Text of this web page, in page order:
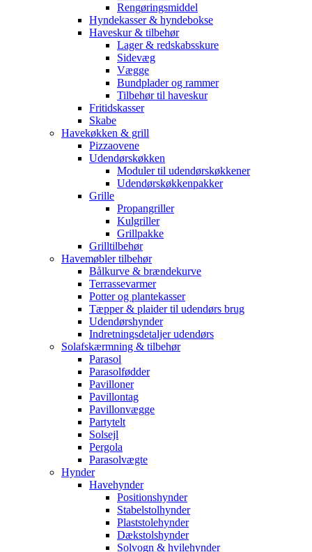
Rengøringsmiddel
Hyndekasser & hyndebokse
Haveskur & tilbehør
Lager & redskabsskure
Sidevæg
Vægge
Bundplader og rammer
Tilbehør til haveskur
Fritidskasser
Skabe
Havekøkken & grill
Pizzaovene
Udendørskøkken
Moduler til udendørskøkkener
Udendørskøkkenpakker
Grille
Propangriller
Kulgriller
Grillpakke
Grilltilbehør
Havemøbler tilbehør
Bålkurve & brændekurve
Terrassevarmer
Potter og plantekasser
Tæpper & plaider til udendørs brug
Udendørshynder
Indretningsdetaljer udendørs
Solafskærmning & tilbehør
Parasol
Parasolfødder
Pavilloner
Pavillontag
Pavillonvægge
Partytelt
Solsejl
Pergola
Parasolvægte
Hynder
Havehynder
Positionshynder
Stabelstolhynder
Plaststolehynder
Dækstolshynder
Solvogn & hvilehynder